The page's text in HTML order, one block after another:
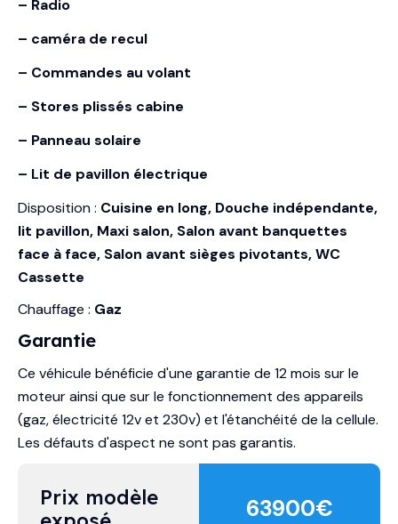
– Radio
– caméra de recul
– Commandes au volant
– Stores plissés cabine
– Panneau solaire
– Lit de pavillon électrique
Disposition : Cuisine en long, Douche indépendante,
lit pavillon, Maxi salon, Salon avant banquettes
face à face, Salon avant sièges pivotants, WC
Cassette
Chauffage : Gaz
Garantie
Ce véhicule bénéficie d'une garantie de 12 mois sur le
moteur ainsi que sur le fonctionnement des appareils
(gaz, électricité 12v et 230v) et l'étanchéité de la cellule.
Les défauts d'aspect ne sont pas garantis.
Prix modèle
63900€